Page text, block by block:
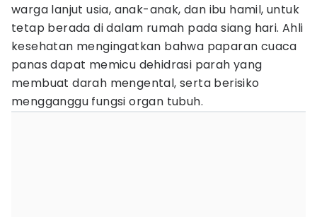
warga lanjut usia, anak-anak, dan ibu hamil, untuk
tetap berada di dalam rumah pada siang hari. Ahli
kesehatan mengingatkan bahwa paparan cuaca
panas dapat memicu dehidrasi parah yang
membuat darah mengental, serta berisiko
mengganggu fungsi organ tubuh.